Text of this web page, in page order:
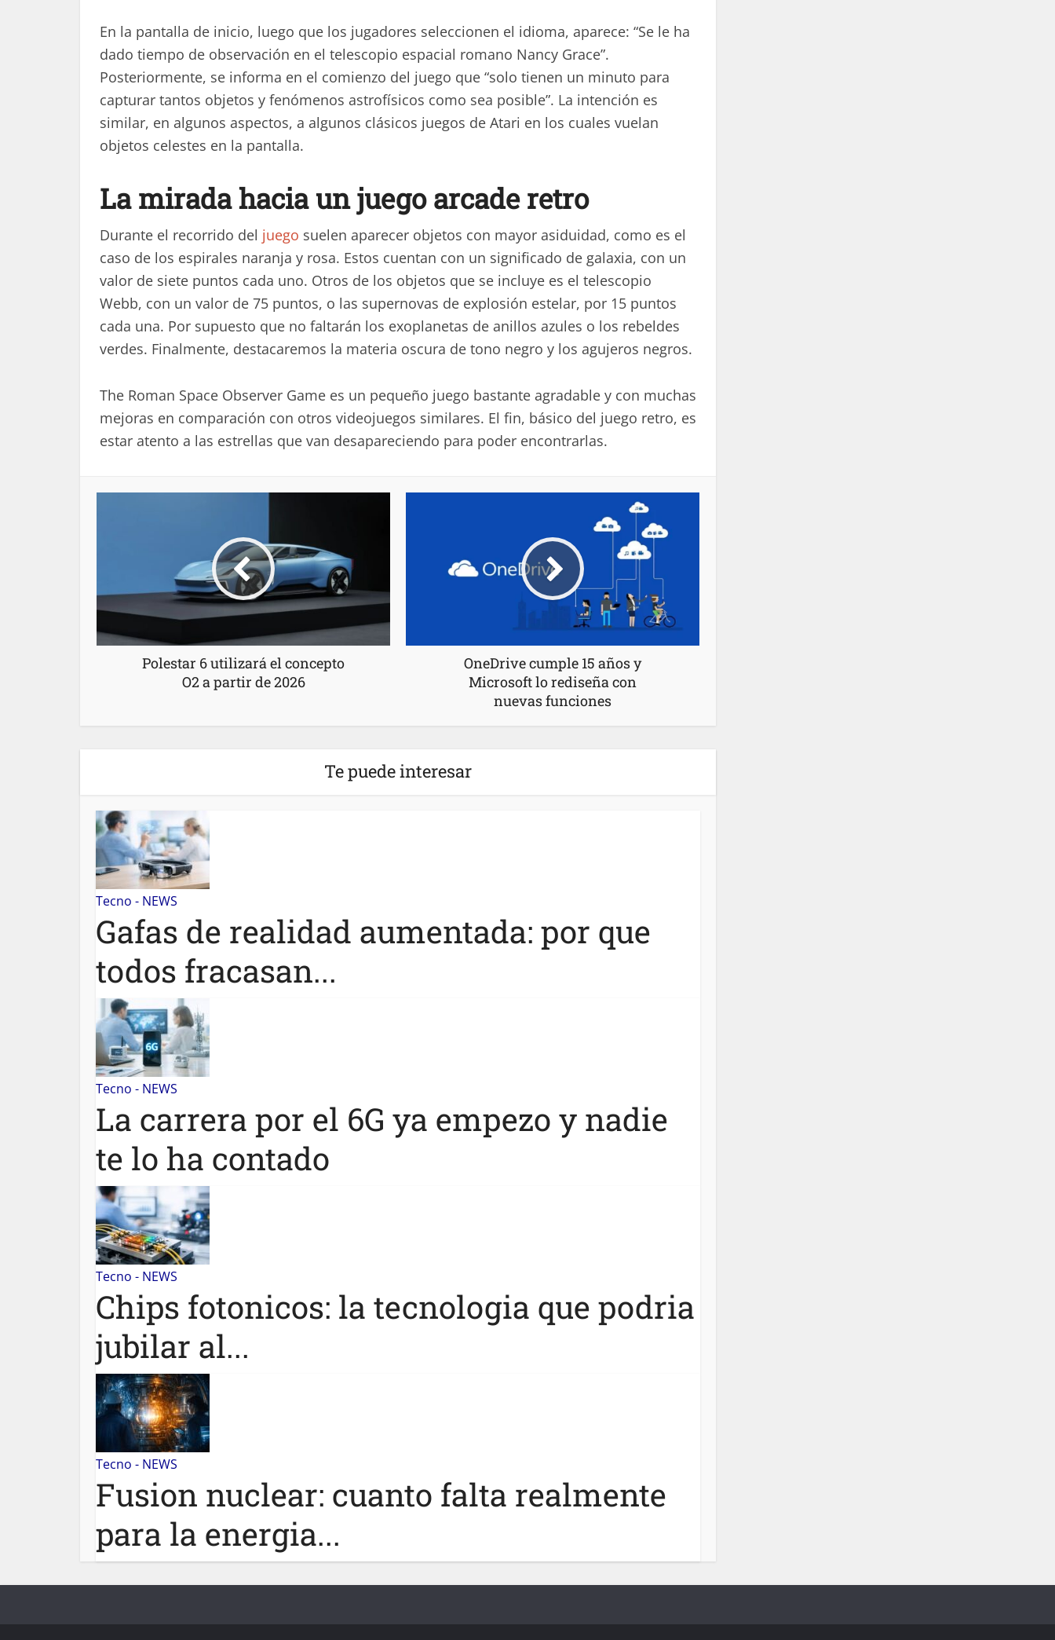
En la pantalla de inicio, luego que los jugadores seleccionen el idioma, aparece: “Se le ha
dado tiempo de observación en el telescopio espacial romano Nancy Grace”.
Posteriormente, se informa en el comienzo del juego que “solo tienen un minuto para
capturar tantos objetos y fenómenos astrofísicos como sea posible”. La intención es
similar, en algunos aspectos, a algunos clásicos juegos de Atari en los cuales vuelan
objetos celestes en la pantalla.
La mirada hacia un juego arcade retro
Durante el recorrido del juego suelen aparecer objetos con mayor asiduidad, como es el
caso de los espirales naranja y rosa. Estos cuentan con un significado de galaxia, con un
valor de siete puntos cada uno. Otros de los objetos que se incluye es el telescopio
Webb, con un valor de 75 puntos, o las supernovas de explosión estelar, por 15 puntos
cada una. Por supuesto que no faltarán los exoplanetas de anillos azules o los rebeldes
verdes. Finalmente, destacaremos la materia oscura de tono negro y los agujeros negros.
The Roman Space Observer Game es un pequeño juego bastante agradable y con muchas
mejoras en comparación con otros videojuegos similares. El fin, básico del juego retro, es
estar atento a las estrellas que van desapareciendo para poder encontrarlas.
Polestar 6 utilizará el concepto
O2 a partir de 2026
OneDrive cumple 15 años y
Microsoft lo rediseña con
nuevas funciones
Te puede interesar
Tecno - NEWS
Gafas de realidad aumentada: por que
todos fracasan...
Tecno - NEWS
La carrera por el 6G ya empezo y nadie
te lo ha contado
Tecno - NEWS
Chips fotonicos: la tecnologia que podria
jubilar al...
Tecno - NEWS
Fusion nuclear: cuanto falta realmente
para la energia...